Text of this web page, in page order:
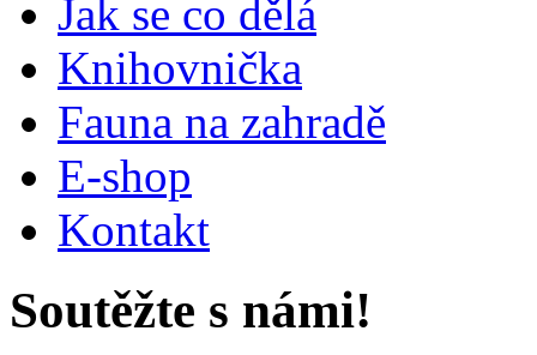
Jak se co dělá
Knihovnička
Fauna na zahradě
E-shop
Kontakt
Soutěžte s námi!